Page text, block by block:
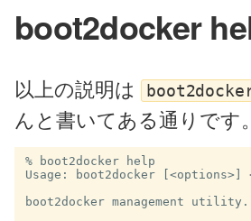
boot2docker
以上の説明は
んと書いてある通りです。
% boot2docker help
Usage: boot2docker [<options>]
boot2docker management utility.